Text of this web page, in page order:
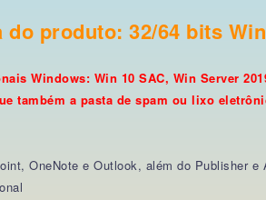
produto: 32/64 bits
Windows: Win 10 SAC, Win Server
também a pasta de spam ou lixo
OneNote e Outlook, além do Publisher e